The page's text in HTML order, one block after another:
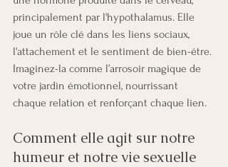
principalement par l'hypothalamus. Elle
joue un rôle clé dans les liens sociaux,
l'attachement et le sentiment de bien-être.
Imaginez-la comme l’arrosoir magique de
votre jardin émotionnel, nourrissant
chaque relation et renforçant chaque lien.
Comment elle agit sur notre
humeur et notre vie sexuelle